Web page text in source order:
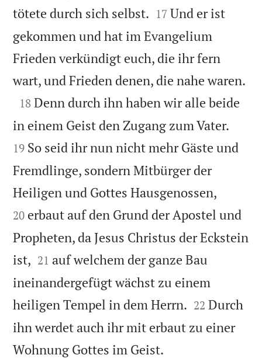
tötete durch sich selbst. 

17 Und er ist
gekommen und hat im Evangelium
Frieden verkündigt euch, die ihr fern
wart, und Frieden denen, die nahe waren.

18 Denn durch ihn haben wir alle beide
in einem Geist den Zugang zum Vater.
19 So seid ihr nun nicht mehr Gäste und
Fremdlinge, sondern Mitbürger der
Heiligen und Gottes Hausgenossen,
20 erbaut auf den Grund der Apostel und
Propheten, da Jesus Christus der Eckstein
ist, 

21 auf welchem der ganze Bau
ineinandergefügt wächst zu einem
heiligen Tempel in dem Herrn. 

22 Durch
ihn werdet auch ihr mit erbaut zu einer
Wohnung Gottes im Geist.